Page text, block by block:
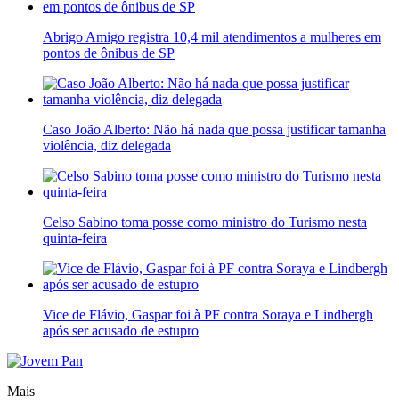
Abrigo Amigo registra 10,4 mil atendimentos a mulheres em
pontos de ônibus de SP
Caso João Alberto: Não há nada que possa justificar tamanha
violência, diz delegada
Celso Sabino toma posse como ministro do Turismo nesta
quinta-feira
Vice de Flávio, Gaspar foi à PF contra Soraya e Lindbergh
após ser acusado de estupro
Mais